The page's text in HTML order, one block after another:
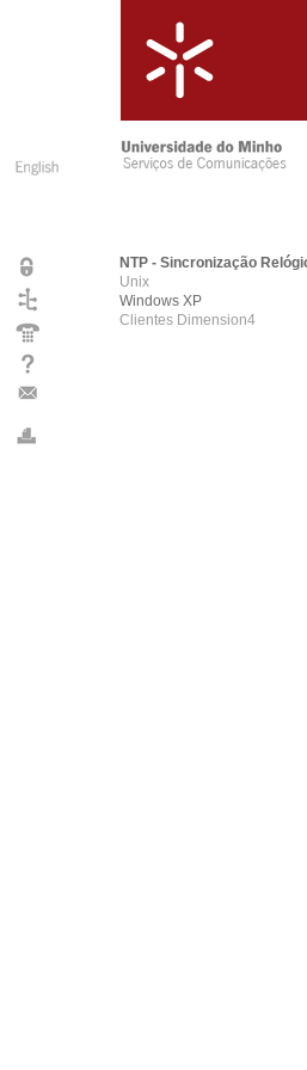
NTP - Sincronização
Unix
Windows XP
Clientes Dimension4